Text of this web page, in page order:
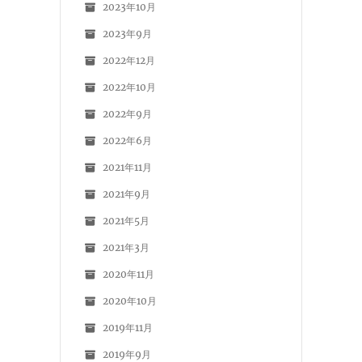
2023年10月
2023年9月
2022年12月
2022年10月
2022年9月
2022年6月
2021年11月
2021年9月
2021年5月
2021年3月
2020年11月
2020年10月
2019年11月
2019年9月